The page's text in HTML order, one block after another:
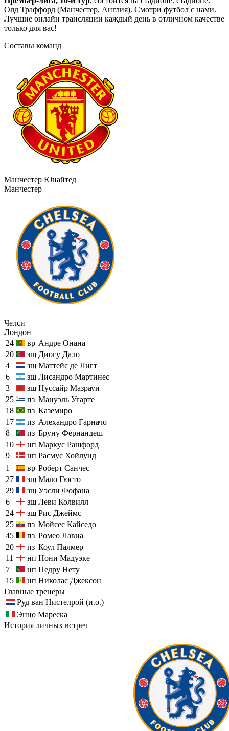
Олд Траффорд (Манчестер, Англия). Смотри футбол с нами.
Лучшие онлайн трансляции каждый день в отличном качестве
только для вас!
Составы команд
Манчестер Юнайтед
Манчестер
Челси
Лондон
24
вр Андре Онана
20
зщ Диогу Дало
4
зщ Маттейс де Лигт
6
зщ Лисандро Мартинес
3
зщ Нуссайр Мазрауи
25
пз Мануэль Угарте
18
пз Каземиро
17
пз Алехандро Гарначо
8
пз Бруну Фернандеш
10
нп Маркус Рашфорд
9
нп Расмус Хойлунд
1
вр Роберт Санчес
27
зщ Мало Гюсто
29
зщ Уэсли Фофана
6
зщ Леви Колвилл
24
зщ Рис Джеймс
25
пз Мойсес Кайседо
45
пз Ромео Лавиа
20
пз Коул Палмер
11
нп Нони Мадуэке
7
нп Педру Нету
15
нп Николас Джексон
Главные тренеры
Руд ван Нистелрой (и.о.)
Энцо Мареска
История личных встреч